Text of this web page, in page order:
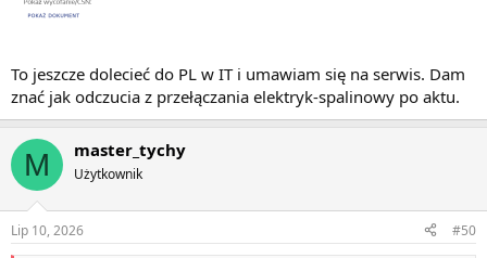
To jeszcze dolecieć do PL w IT i umawiam się na serwis. Dam
znać jak odczucia z przełączania elektryk-spalinowy po aktu.
M master_tychy
Użytkownik
Lip 10, 2026 #50